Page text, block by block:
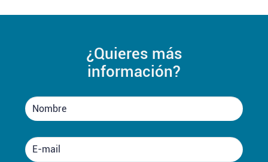
¿Quieres más
información?